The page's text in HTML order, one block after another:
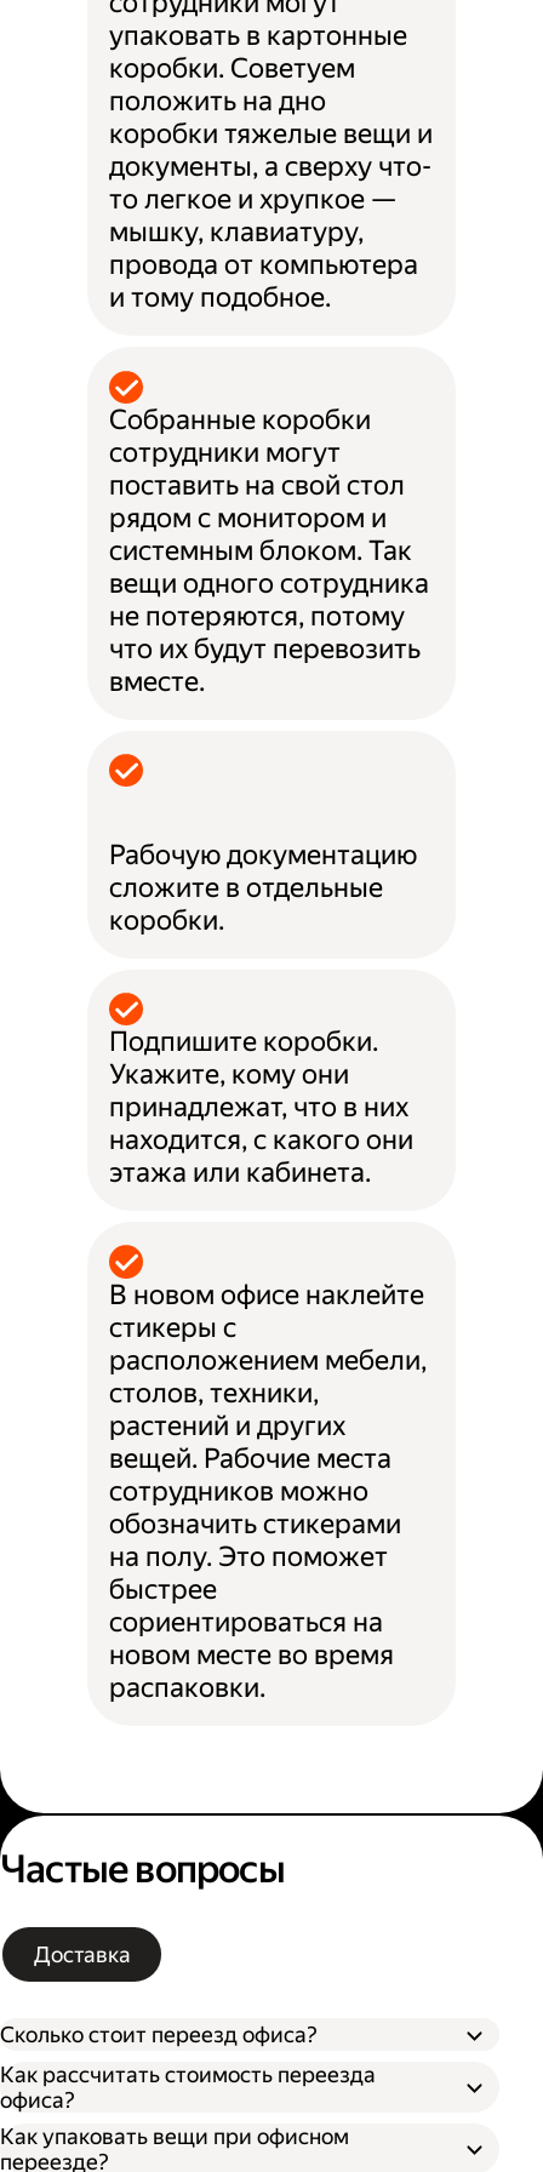
упаковать в картонные
коробки. Советуем
положить на дно
коробки тяжелые вещи и
документы, а сверху что-
то легкое и хрупкое —
мышку, клавиатуру,
провода от компьютера
и тому подобное.
Собранные коробки
сотрудники могут
поставить на свой стол
рядом с монитором и
системным блоком. Так
вещи одного сотрудника
не потеряются, потому
что их будут перевозить
вместе.
Рабочую документацию
сложите в отдельные
коробки.
Подпишите коробки.
Укажите, кому они
принадлежат, что в них
находится, с какого они
этажа или кабинета.
В новом офисе наклейте
стикеры с
расположением мебели,
столов, техники,
растений и других
вещей. Рабочие места
сотрудников можно
обозначить стикерами
на полу. Это поможет
быстрее
сориентироваться на
новом месте во время
распаковки.
Частые вопросы
Доставка
Сколько стоит переезд офиса?
Типа грузового автомобиля;
Расстояния от текущего до нового офиса;
Как рассчитать стоимость переезда
офиса?
Как упаковать вещи при офисном
переезде?